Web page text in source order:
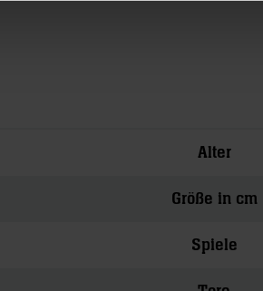
Alter
Größe in cm
Spiele